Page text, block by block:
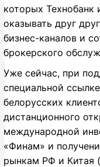
которых Технобанк
оказывать друг
бизнес-каналов и
брокерского
Уже сейчас, при
специальной ссылке
белорусских
дистанционного
международной
«Финам» и
рынкам РФ и Китая